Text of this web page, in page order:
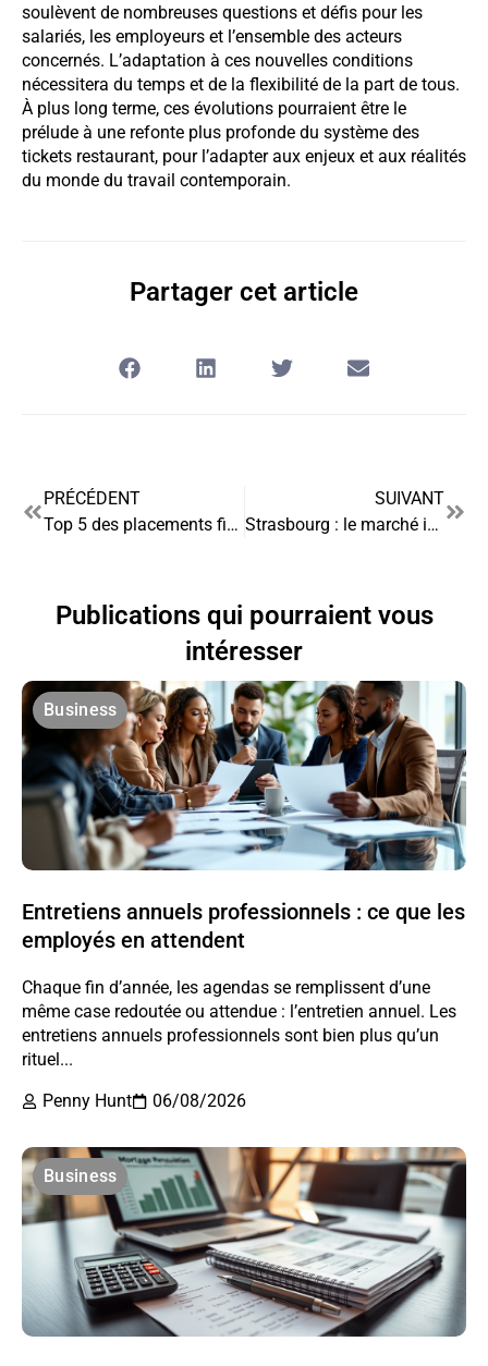
soulèvent de nombreuses questions et défis pour les
salariés, les employeurs et l’ensemble des acteurs
concernés. L’adaptation à ces nouvelles conditions
nécessitera du temps et de la flexibilité de la part de tous.
À plus long terme, ces évolutions pourraient être le
prélude à une refonte plus profonde du système des
tickets restaurant, pour l’adapter aux enjeux et aux réalités
du monde du travail contemporain.
Partager cet article
PRÉCÉDENT
Top 5 des placements financiers prometteurs pour 2025
SUIVANT
Strasbourg : le marché immobilier en pleine mutation
Publications qui pourraient vous
intéresser
Business
Entretiens annuels professionnels : ce que les
employés en attendent
Chaque fin d’année, les agendas se remplissent d’une
même case redoutée ou attendue : l’entretien annuel. Les
entretiens annuels professionnels sont bien plus qu’un
rituel...
Penny Hunt
06/08/2026
Business